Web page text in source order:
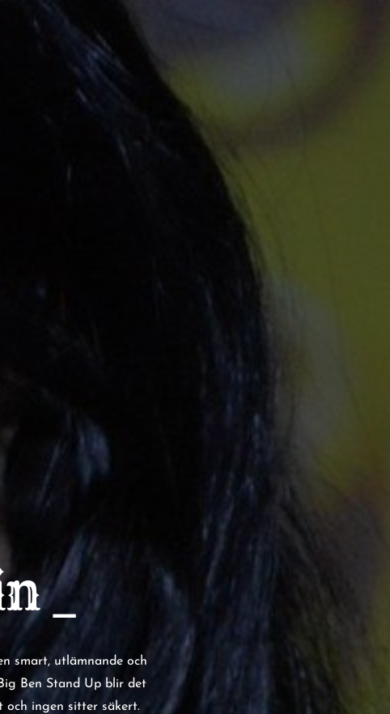
_
smart, utlämnande och
Ben Stand Up blir det
ingen sitter säkert.